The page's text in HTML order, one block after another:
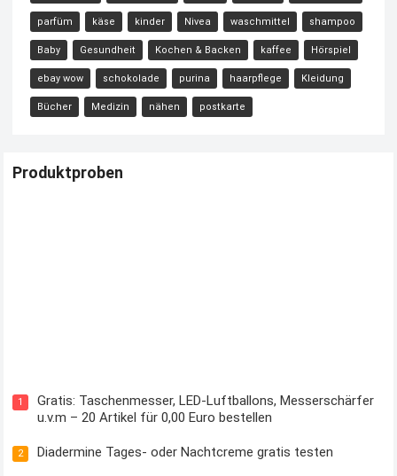
parfüm käse kinder Nivea waschmittel shampoo
Baby Gesundheit Kochen & Backen kaffee Hörspiel
ebay wow schokolade purina haarpflege Kleidung
Bücher Medizin nähen postkarte
Produktproben
1
Gratis: Taschenmesser, LED-Luftballons, Messerschärfer
u.v.m – 20 Artikel für 0,00 Euro bestellen
2 Diadermine Tages- oder Nachtcreme gratis testen